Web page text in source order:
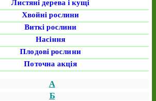
Листяні дерева і кущі
Хвойні рослини
Виткі рослини
Насіння
Плодові рослини
Поточна акція
А
Б